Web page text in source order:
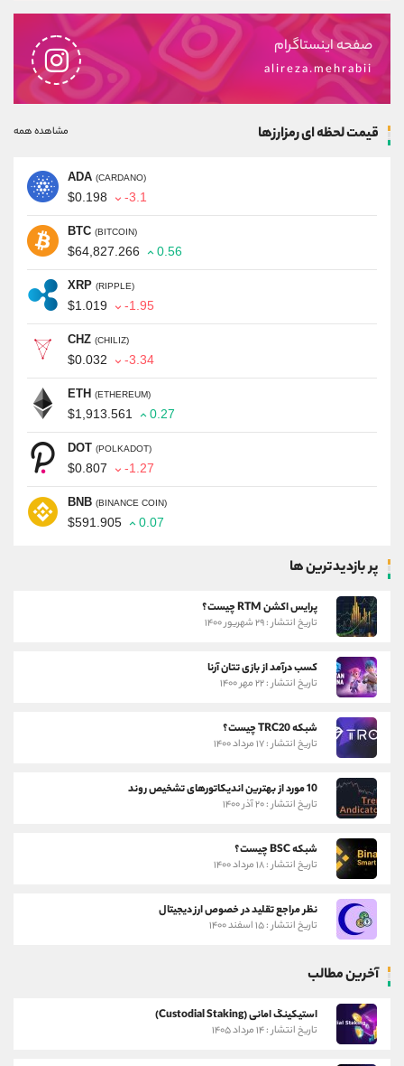
صفحه اینستاگرام
alireza.mehrabii
قیمت لحظه ای رمزارزها مشاهده همه
ADA (CARDANO)
$0.198 -3.1
BTC (BITCOIN)
$64,827.266 0.56
XRP (RIPPLE)
$1.019 -1.95
CHZ (CHILIZ)
$0.032 -3.34
ETH (ETHEREUM)
$1,913.561 0.27
DOT (POLKADOT)
$0.807 -1.27
BNB (BINANCE COIN)
$591.905 0.07
پر بازدیدترین ها
پرایس اکشن RTM چیست؟
تاریخ انتشار : ۲۹ شهریور ۱۴۰۰
کسب درآمد از بازی تتان آرنا
تاریخ انتشار : ۲۲ مهر ۱۴۰۰
شبکه TRC20 چیست؟
تاریخ انتشار : ۱۷ مرداد ۱۴۰۰
10 مورد از بهترین اندیکاتورهای تشخیص روند
تاریخ انتشار : ۲۰ آذر ۱۴۰۰
شبکه BSC چیست؟
تاریخ انتشار : ۱۸ مرداد ۱۴۰۰
نظر مراجع تقلید در خصوص ارز دیجیتال
تاریخ انتشار : ۱۵ اسفند ۱۴۰۰
آخرین مطالب
استیکینگ امانی (Custodial Staking)
تاریخ انتشار : ۱۴ مرداد ۱۴۰۵